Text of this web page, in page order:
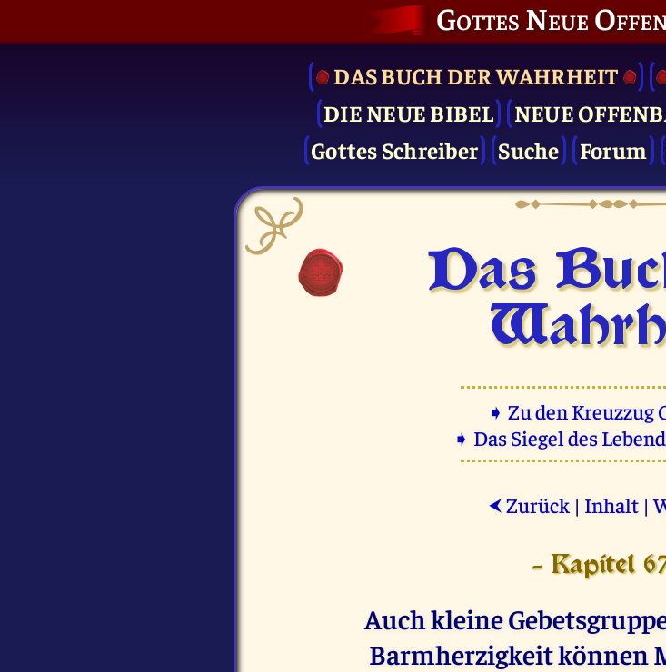
Gottes Neue
DAS BUCH DER WAHRHEIT
DIE NEUE BIBEL
NEUE
Gottes Schreiber
Suche Forum
Das
➧ Zu den Kreuzzug
➧ Das Siegel des
⮜ Zurück | Inhalt |
- Kapitel
Auch kleine
Barmherzigkeit können